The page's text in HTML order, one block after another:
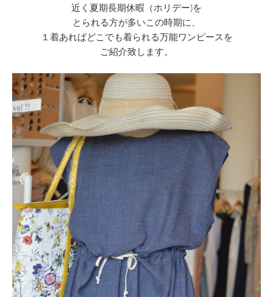
近く夏期長期休暇（ホリデー)を
とられる方が多いこの時期に、
１着あればどこでも着られる万能ワンピースを
ご紹介致します。